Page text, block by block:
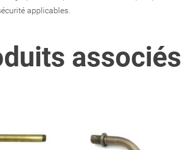
applicables.